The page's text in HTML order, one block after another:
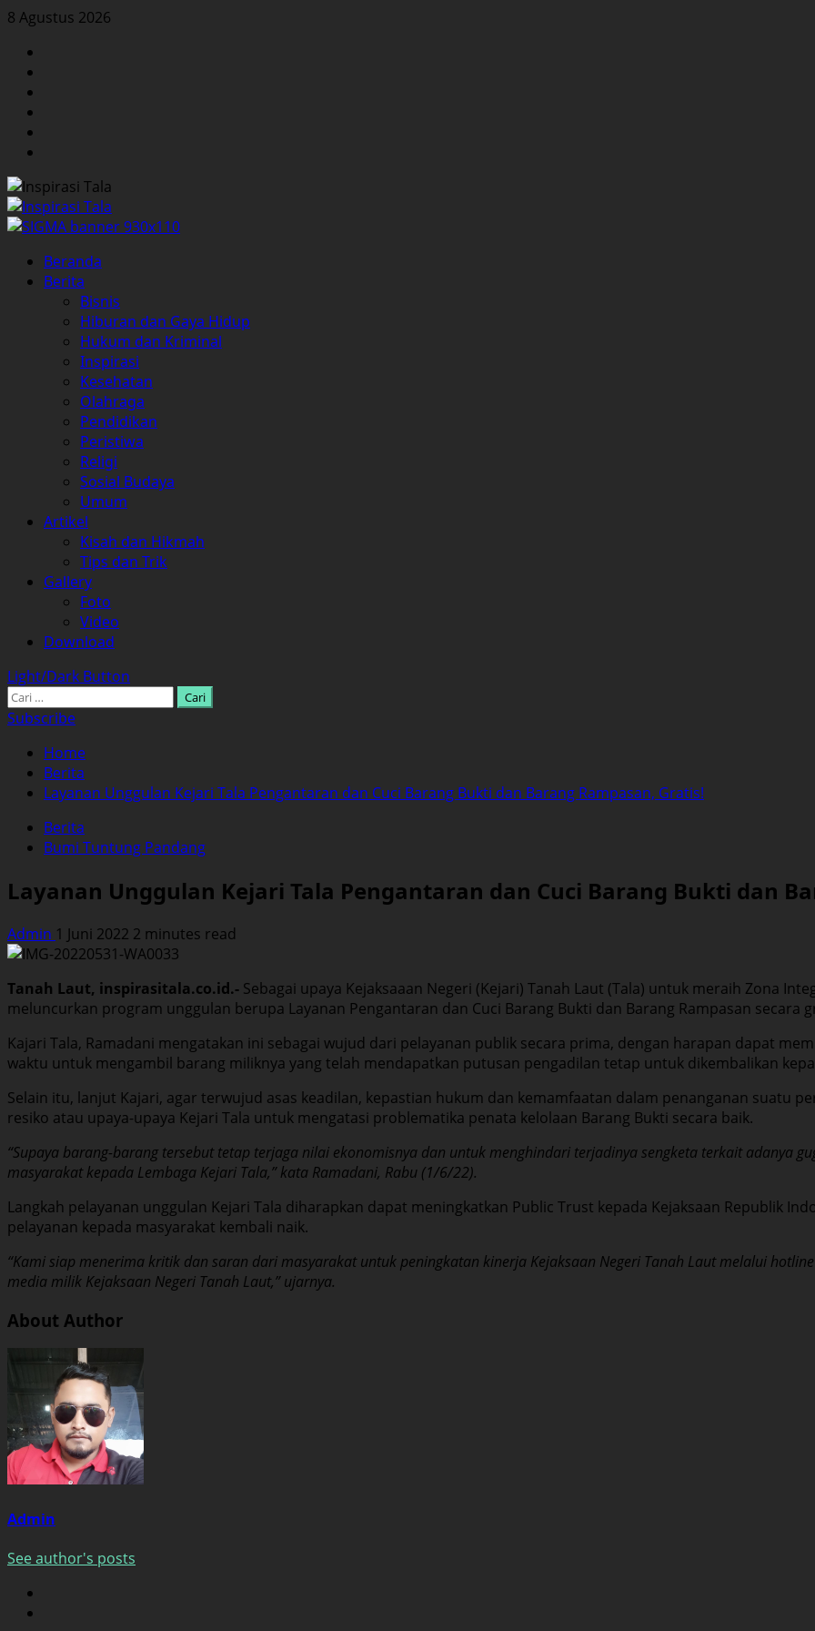
Skip
content
8 Agustus 2026
Primary
Menu
Beranda
Berita
Bisnis
Hiburan dan Gaya Hidup
Hukum dan Kriminal
Inspirasi
Kesehatan
Olahraga
Pendidikan
Peristiwa
Religi
Sosial Budaya
Umum
Artikel
Kisah dan Hikmah
Tips dan Trik
Gallery
Foto
Video
Download
Light/Dark Button
Cari
untuk:
Subscribe
Home
Berita
Layanan Unggulan Kejari Tala Pengantaran dan Cuci Barang Bukti dan Barang Rampasan, Gratis!
Berita
Bumi Tuntung Pandang
Layanan Unggulan Kejari Tala Pengantaran dan Cuci Barang Bukti dan
Admin 1 Juni 2022 2 minutes read
Tanah Laut, inspirasitala.co.id.- Sebagai upaya Kejaksaaan Negeri (Kejari) Tanah Laut (Tala) untuk meraih Zona
meluncurkan program unggulan berupa Layanan Pengantaran dan Cuci Barang Bukti dan Barang Rampasan secara
Kajari Tala, Ramadani mengatakan ini sebagai wujud dari pelayanan publik secara prima, dengan harapan dapat
waktu untuk mengambil barang miliknya yang telah mendapatkan putusan pengadilan tetap untuk dikembalikan
Selain itu, lanjut Kajari, agar terwujud asas keadilan, kepastian hukum dan kemamfaatan dalam penanganan suatu
resiko atau upaya-upaya Kejari Tala untuk mengatasi problematika penata kelolaan Barang Bukti secara baik.
“Supaya barang-barang tersebut tetap terjaga nilai ekonomisnya dan untuk menghindari terjadinya sengketa terkait adanya
masyarakat kepada Lembaga Kejari Tala,” kata Ramadani, Rabu (1/6/22).
Langkah pelayanan unggulan Kejari Tala diharapkan dapat meningkatkan Public Trust kepada Kejaksaan Republik
pelayanan kepada masyarakat kembali naik.
“Kami siap menerima kritik dan saran dari masyarakat untuk peningkatan kinerja Kejaksaan Negeri Tanah Laut melalui
media milik Kejaksaan Negeri Tanah Laut,” ujarnya.
About Author
Admin
See author's posts